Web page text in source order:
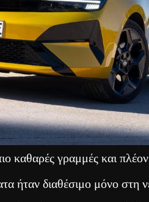
καθαρές γραμμές και
ήταν διαθέσιμο μόνο